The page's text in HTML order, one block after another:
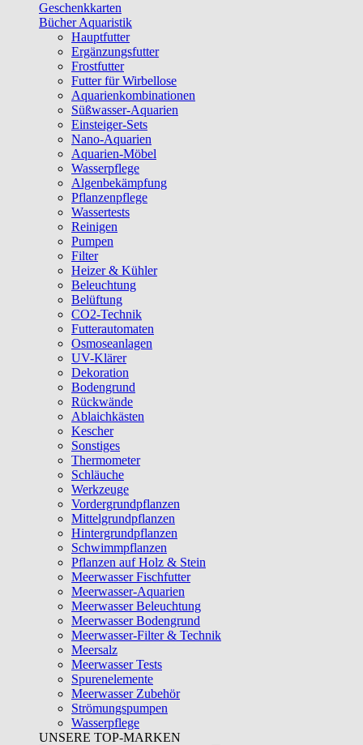
Geschenkkarten
Bücher Aquaristik
Hauptfutter
Ergänzungsfutter
Frostfutter
Futter für Wirbellose
Aquarienkombinationen
Süßwasser-Aquarien
Einsteiger-Sets
Nano-Aquarien
Aquarien-Möbel
Wasserpflege
Algenbekämpfung
Pflanzenpflege
Wassertests
Reinigen
Pumpen
Filter
Heizer & Kühler
Beleuchtung
Belüftung
CO2-Technik
Futterautomaten
Osmoseanlagen
UV-Klärer
Dekoration
Bodengrund
Rückwände
Ablaichkästen
Kescher
Sonstiges
Thermometer
Schläuche
Werkzeuge
Vordergrundpflanzen
Mittelgrundpflanzen
Hintergrundpflanzen
Schwimmpflanzen
Pflanzen auf Holz & Stein
Meerwasser Fischfutter
Meerwasser-Aquarien
Meerwasser Beleuchtung
Meerwasser Bodengrund
Meerwasser-Filter & Technik
Meersalz
Meerwasser Tests
Spurenelemente
Meerwasser Zubehör
Strömungspumpen
Wasserpflege
UNSERE TOP-MARKEN